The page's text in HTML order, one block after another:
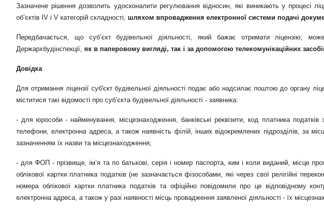
Зазначене рішення дозволить удосконалити регулювання відносин, які виникають у процесі
об’єктів ІV і V категорій складності, шляхом впровадження електронної системи подачі
Передбачається, що суб’єкт будівельної діяльності, який бажає отримати ліцензію,
Держархбудінспекції, як в паперовому вигляді, так і за допомогою телекомунікаційних
Довідка
Для отримання ліцензії суб'єкт будівельної діяльності подає або надсилає поштою до органу
міститися такі відомості про суб’єкта будівельної діяльності - заявника:
- для юрособи - найменування, місцезнаходження, банківські реквізити, код платника
телефони, електронна адреса, а також наявність філій, інших відокремлених підрозділів, за
зазначенням їх назви та місцезнаходження;
- для ФОП - прізвище, ім’я та по батькові, серія і номер паспорта, ким і коли виданий, місце
облікової картки платника податків (не зазначається фізособами, які через свої релігійні
номера облікової картки платника податків та офіційно повідомили про це відповідному
електронна адреса, а також у разі наявності місць провадження заявленої діяльності - їх